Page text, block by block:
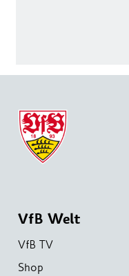
VfB Welt
VfB TV
Shop